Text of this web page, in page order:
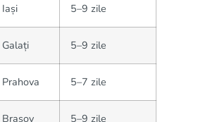
Iași 5–9 zile
Galați 5–9 zile
Prahova 5–7 zile
Brașov 5–9 zile